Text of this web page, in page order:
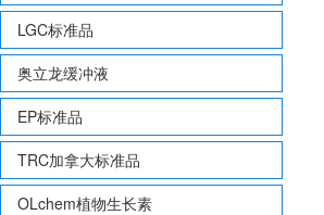
LGC标准品
奥立龙缓冲液
EP标准品
TRC加拿大标准品
OLchem植物生长素